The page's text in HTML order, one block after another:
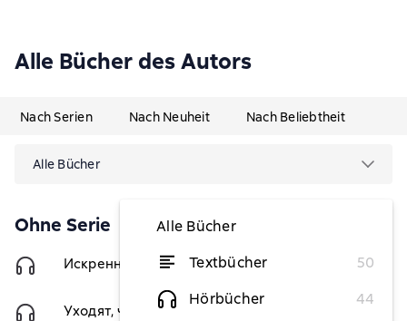
Alle Bücher des Autors
Nach Serien Nach Neuheit Nach Beliebtheit
Alle Bücher
Alle Bücher
Textbücher
50
Hörbücher
44
Ohne Serie
Искренность 3,69 €
Уходят, чтобы вернуться